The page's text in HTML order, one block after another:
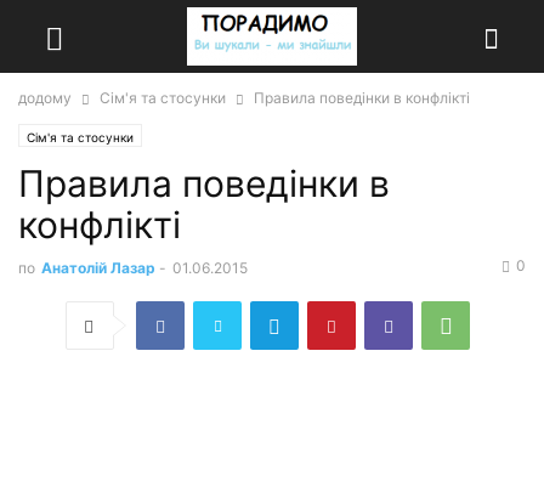
додому Сім'я та стосунки Правила поведінки в конфлікті
Сім'я та стосунки
Правила поведінки в
конфлікті
по Анатолій Лазар - 01.06.2015 0